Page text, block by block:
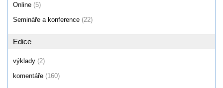
Online (5)
Semináře a konference (22)
Edice
výklady (2)
komentáře (160)